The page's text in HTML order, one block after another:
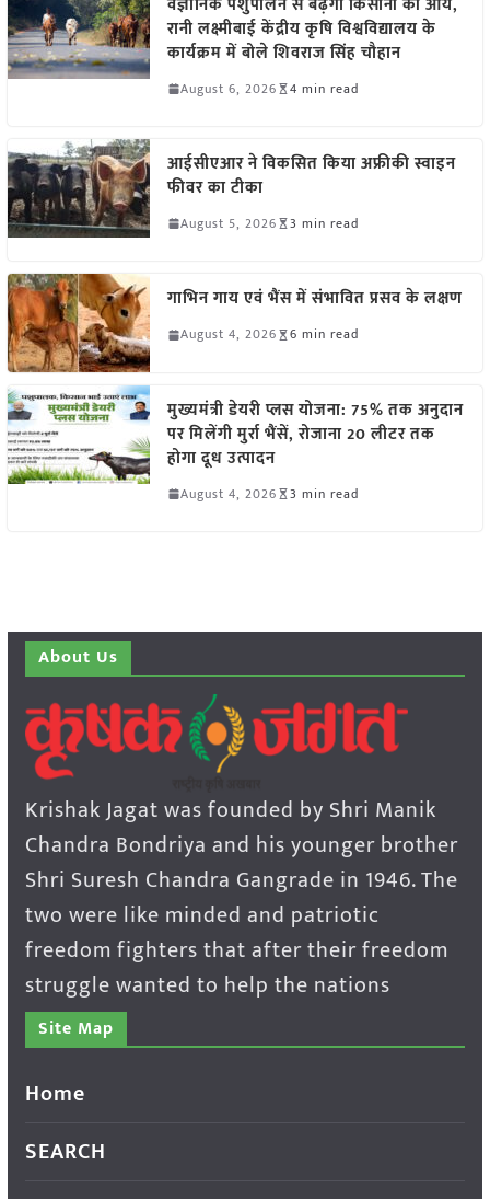
रानी लक्ष्मीबाई केंद्रीय कृषि विश्वविद्यालय के
कार्यक्रम में बोले शिवराज सिंह चौहान
August 6, 2026 4 min read
आईसीएआर ने विकसित किया अफ्रीकी स्वाइन
फीवर का टीका
August 5, 2026 3 min read
गाभिन गाय एवं भैंस में संभावित प्रसव के लक्षण
August 4, 2026 6 min read
मुख्यमंत्री डेयरी प्लस योजना: 75% तक अनुदान
पर मिलेंगी मुर्रा भैंसें, रोजाना 20 लीटर तक
होगा दूध उत्पादन
August 4, 2026 3 min read
About Us
Krishak Jagat was founded by Shri Manik
Chandra Bondriya and his younger brother
Shri Suresh Chandra Gangrade in 1946. The
two were like minded and patriotic
freedom fighters that after their freedom
struggle wanted to help the nations
Site Map
Home
SEARCH